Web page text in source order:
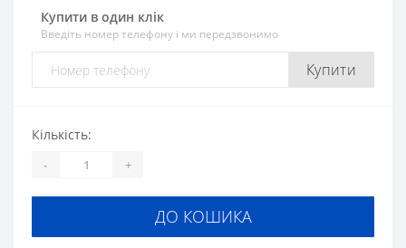
Купити в один клік
Введіть номер телефону і ми передзвонимо
Купити
Кількість:
- +
ДО КОШИКА